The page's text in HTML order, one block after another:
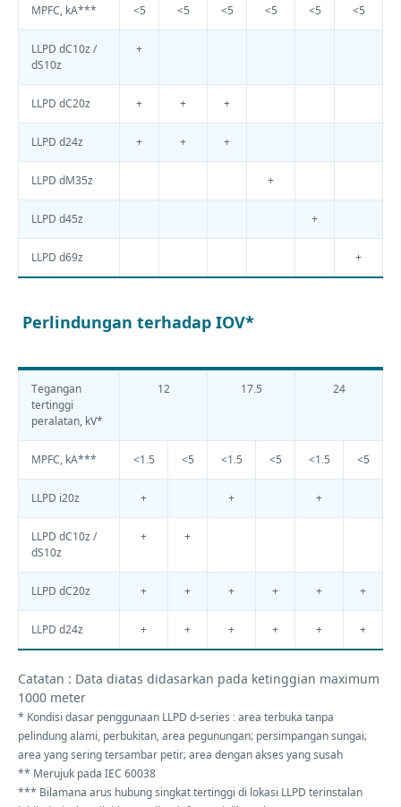
MPFC, kA*** <5 <5 <5 <5 <5 <5
LLPD dC10z /
dS10z
+
LLPD dC20z + + +
LLPD d24z + + +
LLPD dM35z +
LLPD d45z +
LLPD d69z +
Perlindungan terhadap IOV*
Tegangan
tertinggi
peralatan, kV*
12 17.5 24
MPFC, kA*** <1.5 <5 <1.5 <5 <1.5 <5
LLPD i20z + + +
LLPD dC10z /
dS10z
+ +
LLPD dC20z + + + + + +
LLPD d24z + + + + + +
Catatan : Data diatas didasarkan pada ketinggian maximum
1000 meter
* Kondisi dasar penggunaan LLPD d-series : area terbuka tanpa
pelindung alami, perbukitan, area pegunungan; persimpangan sungai;
area yang sering tersambar petir; area dengan akses yang susah
** Merujuk pada IEC 60038
*** Bilamana arus hubung singkat tertinggi di lokasi LLPD terinstalan